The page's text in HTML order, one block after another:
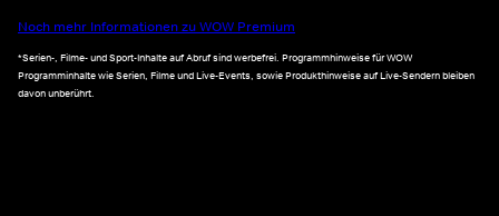
Noch mehr Informationen zu WOW Premium
*Serien-, Filme- und Sport-Inhalte auf Abruf sind werbefrei. Programmhinweise für WOW
Programminhalte wie Serien, Filme und Live-Events, sowie Produkthinweise auf Live-Sendern bleiben
davon unberührt.